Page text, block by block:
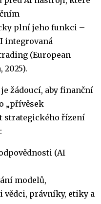
plní jeho funkci –
integrovaná
(European
2025).
žádoucí, aby finanční
„přívěsek
strategického řízení
(AI
modelů,
právníky, etiky a